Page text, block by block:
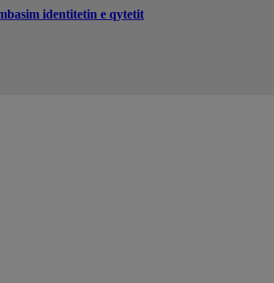
identitetin e qytetit